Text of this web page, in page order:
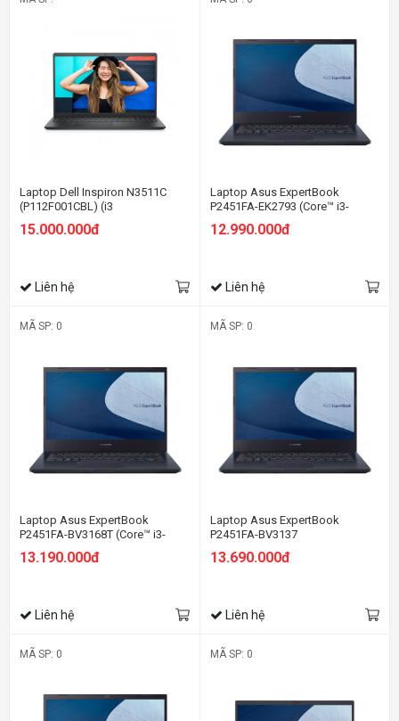
Laptop Dell Inspiron N3511C
(P112F001CBL) (i3
1115G4/4GBRAM/256GB
SSD/15.6 inch
15.000.000đ
Liên hệ
Laptop Asus ExpertBook
P2451FA-EK2793 (Core™ i3-
10110U | 4GB | 512GB | Intel UHD
| 14.0 inch FHD | Free Dos)
12.990.000đ
Liên hệ
MÃ SP: 0
Laptop Asus ExpertBook
P2451FA-BV3168T (Core™ i3-
| 14.0 inch HD | Win 10 | Đen)
13.190.000đ
Liên hệ
MÃ SP: 0
Laptop Asus ExpertBook
P2451FA-BV3137
13.690.000đ
Liên hệ
MÃ SP: 0 MÃ SP: 0